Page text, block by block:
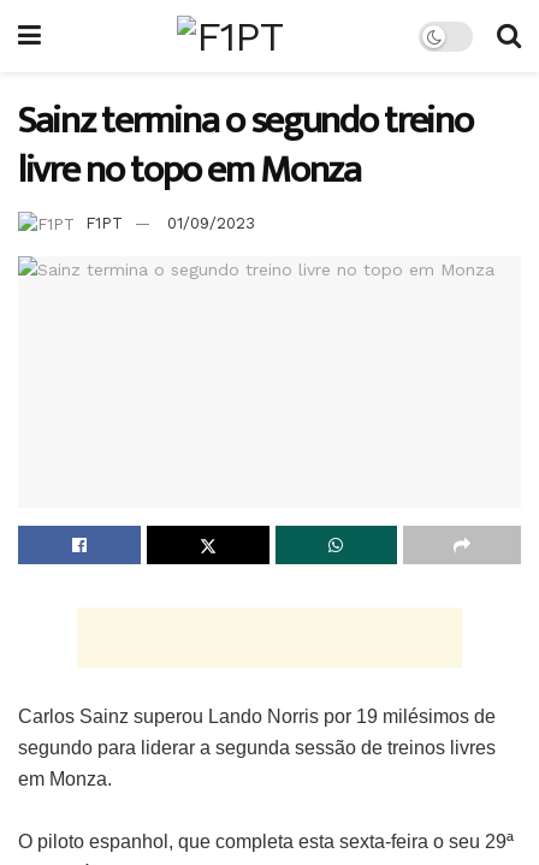
Sainz termina o segundo treino
livre no topo em Monza
F1PT 01/09/2023
Carlos Sainz superou Lando Norris por 19 milésimos de
segundo para liderar a segunda sessão de treinos livres
em Monza.
O piloto espanhol, que completa esta sexta-feira o seu 29ª